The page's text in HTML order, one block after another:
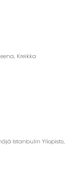
Kreikka
Istanbulin Yliopisto,